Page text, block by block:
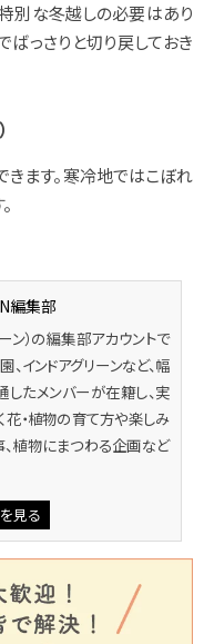
特別な冬越しの必要はあり
ばっさりと切り戻しておき
きます。寒冷地ではこぼれ
編集部
ン）の編集部アカウントで
、インドアグリーンなど、幅
たメンバーが在籍し、実
・植物の育て方や楽しみ
植物にまつわる企画など
見る